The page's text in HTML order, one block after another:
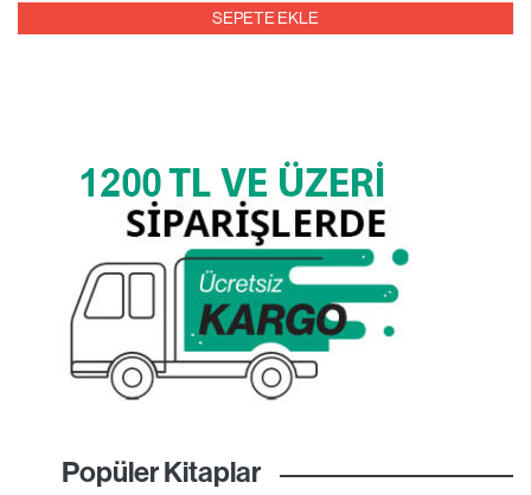
SEPETE EKLE
Popüler Kitaplar